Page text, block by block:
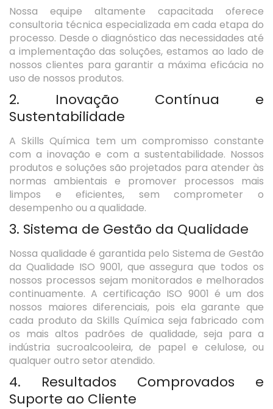
Nossa equipe altamente capacitada oferece
consultoria técnica especializada em cada etapa do
processo. Desde o diagnóstico das necessidades até
a implementação das soluções, estamos ao lado de
nossos clientes para garantir a máxima eficácia no
uso de nossos produtos.
2. Inovação Contínua e
Sustentabilidade
A Skills Química tem um compromisso constante
com a inovação e com a sustentabilidade. Nossos
produtos e soluções são projetados para atender às
normas ambientais e promover processos mais
limpos e eficientes, sem comprometer o
desempenho ou a qualidade.
3. Sistema de Gestão da Qualidade
Nossa qualidade é garantida pelo Sistema de Gestão
da Qualidade ISO 9001, que assegura que todos os
nossos processos sejam monitorados e melhorados
continuamente. A certificação ISO 9001 é um dos
nossos maiores diferenciais, pois ela garante que
cada produto da Skills Química seja fabricado com
os mais altos padrões de qualidade, seja para a
indústria sucroalcooleira, de papel e celulose, ou
qualquer outro setor atendido.
4. Resultados Comprovados e
Suporte ao Cliente